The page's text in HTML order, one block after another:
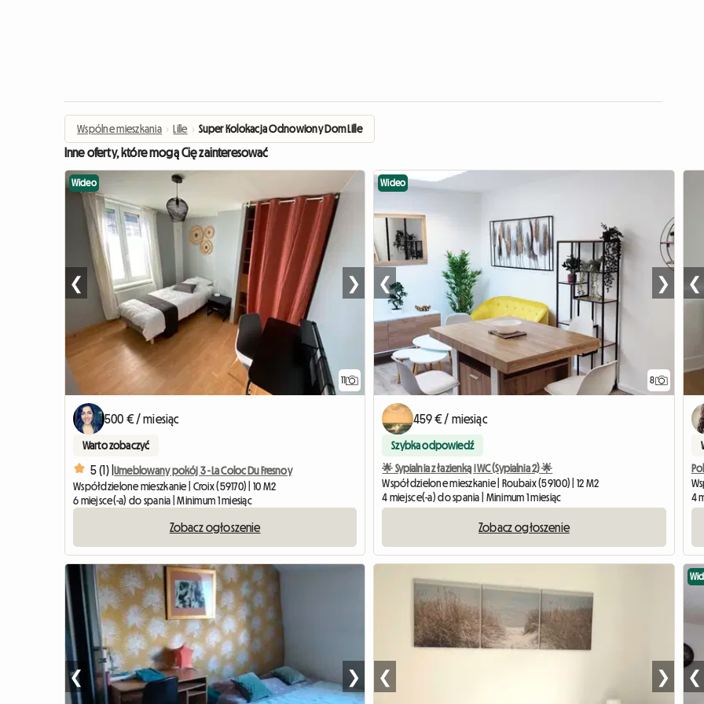
Wspólne mieszkania › Lille › Super Kolokacja Odnowiony Dom Lille
Inne oferty, które mogą Cię zainteresować
11
Wideo
❮ ❯
500 € / miesiąc
Warto zobaczyć
5 (1) |Umeblowany pokój 3 - La Coloc Du Fresnoy
Współdzielone mieszkanie | Croix (59170) | 10 M2
6 miejsce(-a) do spania | Minimum 1 miesiąc
Zobacz ogłoszenie
8
Wideo
❮ ❯
459 € / miesiąc
Szybka odpowiedź
🌟 Sypialnia z łazienką i WC (Sypialnia 2) 🌟
Współdzielone mieszkanie | Roubaix (59100) | 12 M2
4 miejsce(-a) do spania | Minimum 1 miesiąc
Zobacz ogłoszenie
❮
4
❮ ❯ ❮ ❯ ❮